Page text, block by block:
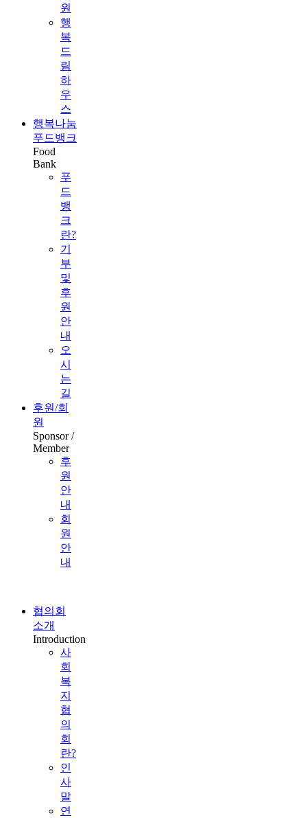
원
행
복
드
림
하
우
스
행복나눔
푸드뱅크
Food
Bank
푸
드
뱅
크
란?
기
부
및
후
원
안
내
오
시
는
길
후원/회
원
Sponsor /
Member
후
원
안
내
회
원
안
내
협의회
소개
Introduction
사
회
복
지
협
의
회
란?
인
사
말
연